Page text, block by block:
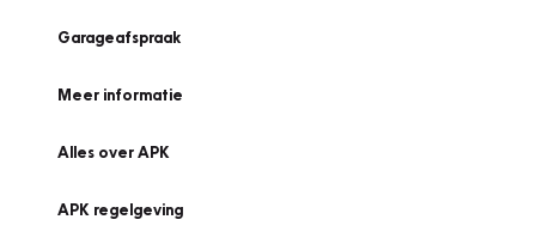
Garageafspraak
Meer informatie
Alles over APK
APK regelgeving